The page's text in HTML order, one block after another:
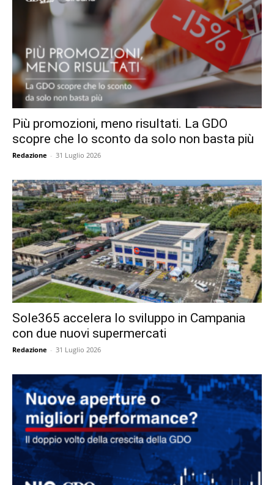
Più promozioni, meno risultati. La GDO
scopre che lo sconto da solo non basta più
Redazione - 31 Luglio 2026
Sole365 accelera lo sviluppo in Campania
con due nuovi supermercati
Redazione - 31 Luglio 2026